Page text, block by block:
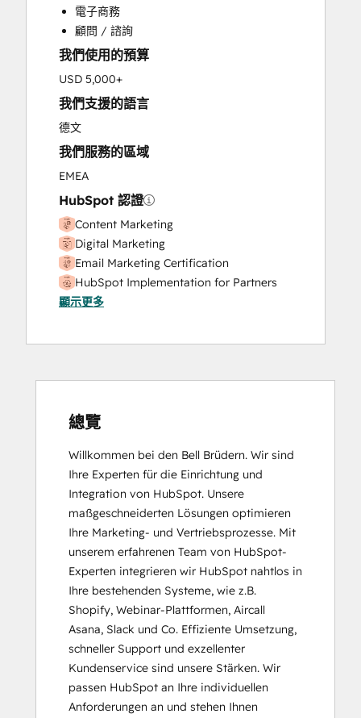
電子商務
顧問 / 諮詢
我們使用的預算
USD 5,000+
我們支援的語言
德文
我們服務的區域
EMEA
HubSpot 認證
Content Marketing
Digital Marketing
Email Marketing Certification
HubSpot Implementation for Partners
HubSpot Sales Software
Inbound
Service Hub Software
顯示更多
總覽
Willkommen bei den Bell Brüdern. Wir sind
Ihre Experten für die Einrichtung und
Integration von HubSpot. Unsere
maßgeschneiderten Lösungen optimieren
Ihre Marketing- und Vertriebsprozesse. Mit
unserem erfahrenen Team von HubSpot-
Experten integrieren wir HubSpot nahtlos in
Ihre bestehenden Systeme, wie z.B.
Shopify, Webinar-Plattformen, Aircall
Asana, Slack und Co. Effiziente Umsetzung,
schneller Support und exzellenter
Kundenservice sind unsere Stärken. Wir
passen HubSpot an Ihre individuellen
Anforderungen an und stehen Ihnen